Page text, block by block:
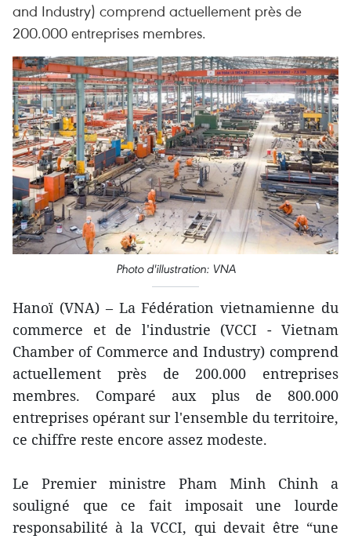
and Industry) comprend actuellement près de
200.000 entreprises membres.
Photo d'illustration: VNA
Hanoï (VNA) – La Fédération vietnamienne du
commerce et de l'industrie (VCCI - Vietnam
Chamber of Commerce and Industry) comprend
actuellement près de 200.000 entreprises
membres. Comparé aux plus de 800.000
entreprises opérant sur l'ensemble du territoire,
ce chiffre reste encore assez modeste.
Le Premier ministre Pham Minh Chinh a
souligné que ce fait imposait une lourde
responsabilité à la VCCI, qui devait être “une